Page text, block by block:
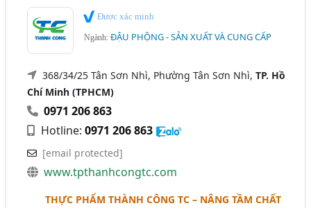
Được xác minh
Ngành:ĐẬU PHỘNG - SẢN XUẤT VÀ CUNG CẤP
368/34/25 Tân Sơn Nhì, Phường Tân Sơn Nhì,TP. Hồ
Chí Minh (TPHCM)
0971 206 863
Hotline:0971 206 863
[email protected]
www.tpthanhcongtc.com
THỰC PHẨM THÀNH CÔNG TC – NÂNG TẦM CHẤT